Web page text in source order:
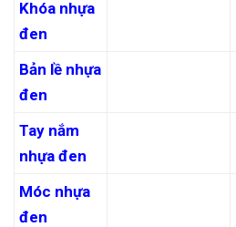
Khóa nhựa
đen
Bản lề nhựa
đen
Tay nắm
nhựa đen
Móc nhựa
đen